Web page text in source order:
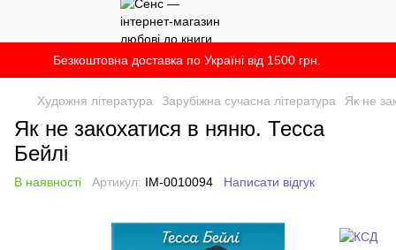
Безкоштовна доставка по Україні від 1500 грн.
Художня література Зарубіжна сучасна література Як не
Як не закохатися в няню. Тесса
Бейлі
В наявності Артикул: IM-0010094 Написати відгук